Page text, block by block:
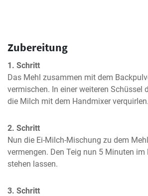
Zubereitung
1. Schritt
Das Mehl zusammen mit dem
vermischen. In einer weiteren Schüssel
die Milch mit dem Handmixer verquirlen.
2. Schritt
Nun die Ei-Milch-Mischung zu dem
vermengen. Den Teig nun 5 Minuten im
stehen lassen.
3. Schritt